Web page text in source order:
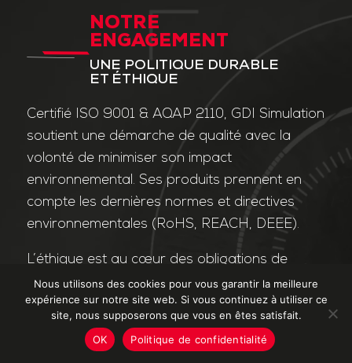
NOTRE
ENGAGEMENT
UNE POLITIQUE DURABLE
ET ÉTHIQUE
Certifié ISO 9001 & AQAP 2110, GDI Simulation
soutient une démarche de qualité avec la
volonté de minimiser son impact
environnemental. Ses produits prennent en
compte les dernières normes et directives
environnementales (RoHS, REACH, DEEE).
L’éthique est au cœur des obligations de
l’entreprise et de ses valeurs. Nos affaires
sont conduites dans le strict respect des
différentes lois applicables dans le domaine
de la lutte contre la corruption et le trafic
Nous utilisons des cookies pour vous garantir la meilleure
expérience sur notre site web. Si vous continuez à utiliser ce
site, nous supposerons que vous en êtes satisfait.
OK
Politique de confidentialité